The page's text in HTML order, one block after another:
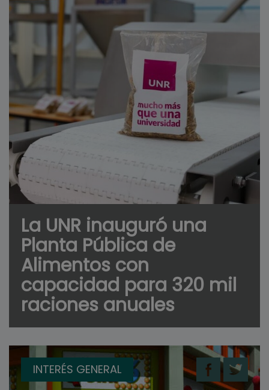
La UNR inauguró una
Planta Pública de
Alimentos con
capacidad para 320 mil
raciones anuales
INTERÉS GENERAL